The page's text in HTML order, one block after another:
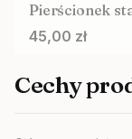
Pierścionek
Cena
45,00 zł
Cechy